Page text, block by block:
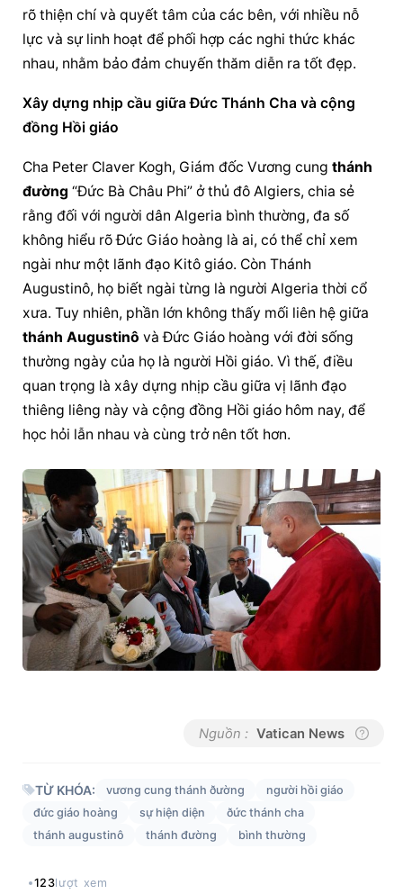
rõ thiện chí và quyết tâm của các bên, với nhiều nỗ
lực và sự linh hoạt để phối hợp các nghi thức khác
nhau, nhằm bảo đảm chuyến thăm diễn ra tốt đẹp.
Xây dựng nhịp cầu giữa Đức Thánh Cha và cộng
đồng Hồi giáo
Cha Peter Claver Kogh, Giám đốc Vương cung thánh
đường “Đức Bà Châu Phi” ở thủ đô Algiers, chia sẻ
rằng đối với người dân Algeria bình thường, đa số
không hiểu rõ Đức Giáo hoàng là ai, có thể chỉ xem
ngài như một lãnh đạo Kitô giáo. Còn Thánh
Augustinô, họ biết ngài từng là người Algeria thời cổ
thánh Augustinô và Đức Giáo hoàng với đời sống
thường ngày của họ là người Hồi giáo. Vì thế, điều
quan trọng là xây dựng nhịp cầu giữa vị lãnh đạo
thiêng liêng này và cộng đồng Hồi giáo hôm nay, để
học hỏi lẫn nhau và cùng trở nên tốt hơn.
Nguồn : Vatican News
TỪ KHÓA: vương cung thánh ðường
người hồi giáo
đức giáo hoàng
sự hiện diện
ðức thánh cha
thánh augustinô
thánh đường bình thường
123lượt xem